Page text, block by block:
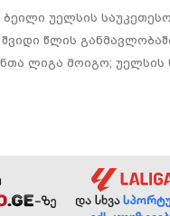
უელსის
წლის
ლიგა მოიგო; უელსის